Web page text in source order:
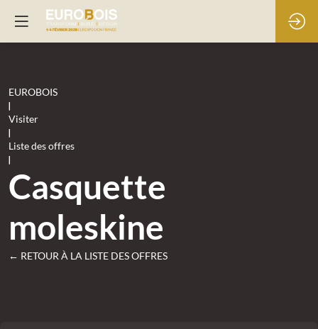
EUROBOIS
|
Visiter
|
Liste des offres
|
Casquette
moleskine
← RETOUR À LA LISTE DES OFFRES